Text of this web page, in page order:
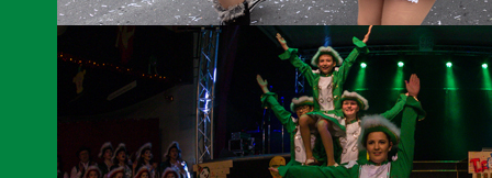
Unsere Funkengarde während des Umzuges in Radeburg.